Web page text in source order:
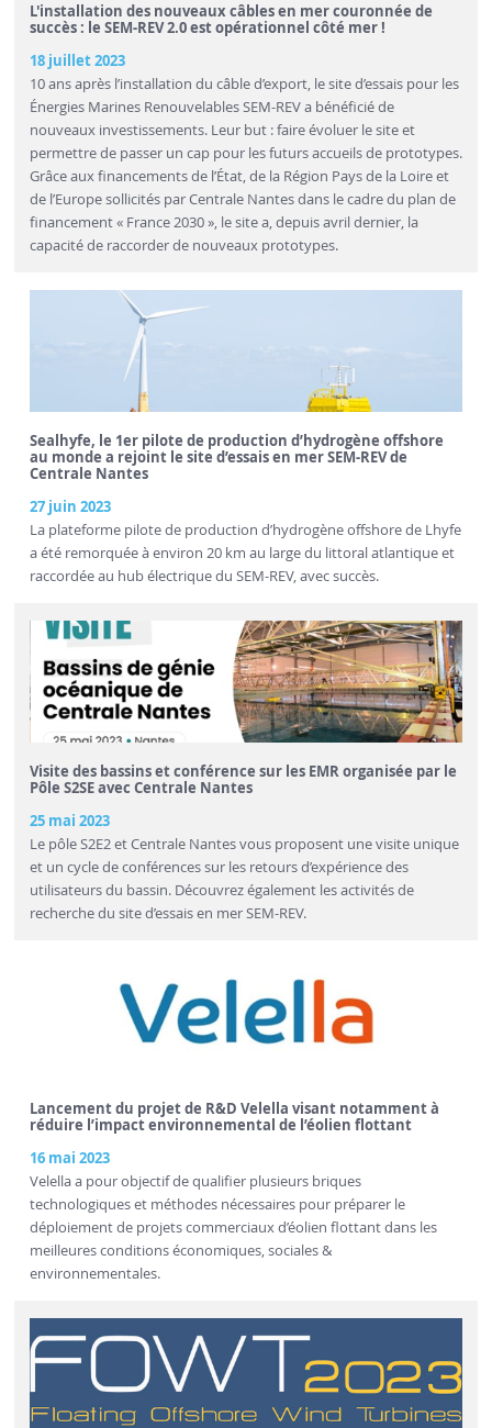
L'installation des nouveaux câbles en mer couronnée de
succès : le SEM-REV 2.0 est opérationnel côté mer !
18 juillet 2023
10 ans après l’installation du câble d’export, le site d’essais pour les
Énergies Marines Renouvelables SEM-REV a bénéficié de
nouveaux investissements. Leur but : faire évoluer le site et
permettre de passer un cap pour les futurs accueils de prototypes.
Grâce aux financements de l’État, de la Région Pays de la Loire et
de l’Europe sollicités par Centrale Nantes dans le cadre du plan de
financement « France 2030 », le site a, depuis avril dernier, la
capacité de raccorder de nouveaux prototypes.
Sealhyfe, le 1er pilote de production d’hydrogène offshore
au monde a rejoint le site d’essais en mer SEM-REV de
Centrale Nantes
27 juin 2023
La plateforme pilote de production d’hydrogène offshore de Lhyfe
a été remorquée à environ 20 km au large du littoral atlantique et
raccordée au hub électrique du SEM-REV, avec succès.
Visite des bassins et conférence sur les EMR organisée par le
Pôle S2SE avec Centrale Nantes
25 mai 2023
Le pôle S2E2 et Centrale Nantes vous proposent une visite unique
et un cycle de conférences sur les retours d’expérience des
utilisateurs du bassin. Découvrez également les activités de
recherche du site d’essais en mer SEM-REV.
Lancement du projet de R&D Velella visant notamment à
réduire l’impact environnemental de l’éolien flottant
16 mai 2023
Velella a pour objectif de qualifier plusieurs briques
technologiques et méthodes nécessaires pour préparer le
déploiement de projets commerciaux d’éolien flottant dans les
meilleures conditions économiques, sociales &
environnementales.